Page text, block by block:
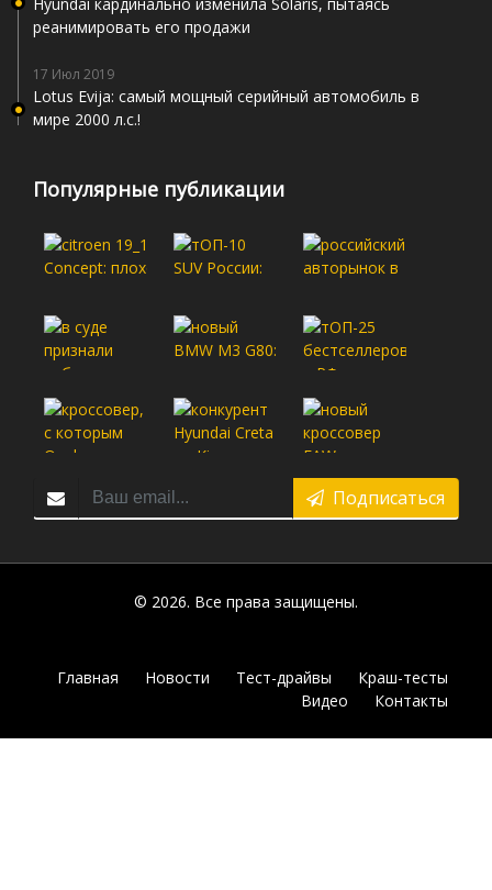
реанимировать его продажи
17 Июл 2019
Lotus Evija: самый мощный серийный автомобиль в
мире 2000 л.с.!
Популярные публикации
Подписаться
© 2026. Все права защищены.
Главная Новости Тест-драйвы
Краш-тесты
Видео
Контакты